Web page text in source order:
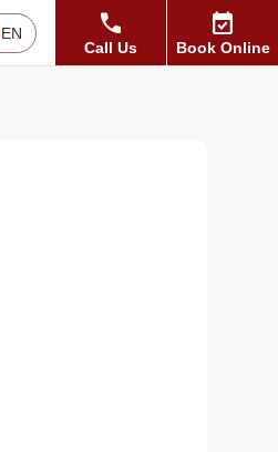
EN call
Call Us
event_available
Book Online